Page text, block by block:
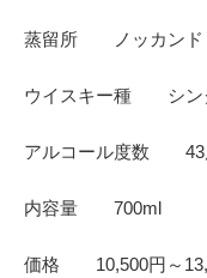
蒸留所 ノッカンド
ウイスキー種 シン
アルコール度数 43
内容量 700ml
価格 10,500円～